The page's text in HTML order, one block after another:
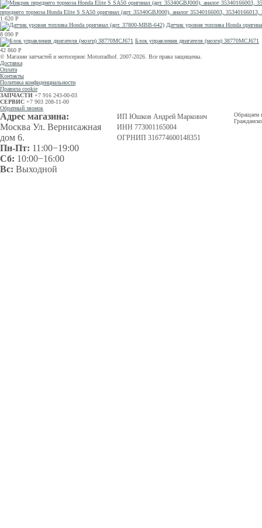
переднего тормоза Honda Elite S SA50 оригинал (арт. 35340GBJ000), аналог 35340166003,
1 620 Р
Датчик уровня топлива Honda
8 090 Р
Блок управления двигателя (мозги) 38770MCJ671
42 860 Р
© Магазин запчастей и мотосервис Motorradhof. 2007-2026. Все права защищены.
Доставка
Оплата
Контакты
Политика конфиденциальности
Правила cookie
ЗАПЧАСТИ +7 916 243-00-03
СЕРВИС +7 903 208-11-00
Обратный звонок
Адрес магазина:
Москва Ул. Вернисажная
дом 6.
Пн-Пт: 11:00−19:00
Сб: 10:00−16:00
Вс: Выходной
ИП Юшков Андрей Маркович
ИНН 773001165004
ОГРНИП 316774600148351
Обращаем